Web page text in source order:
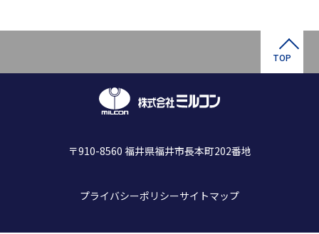
TOP
〒910-8560 福井県福井市長本町202番地
プライバシーポリシーサイトマップ